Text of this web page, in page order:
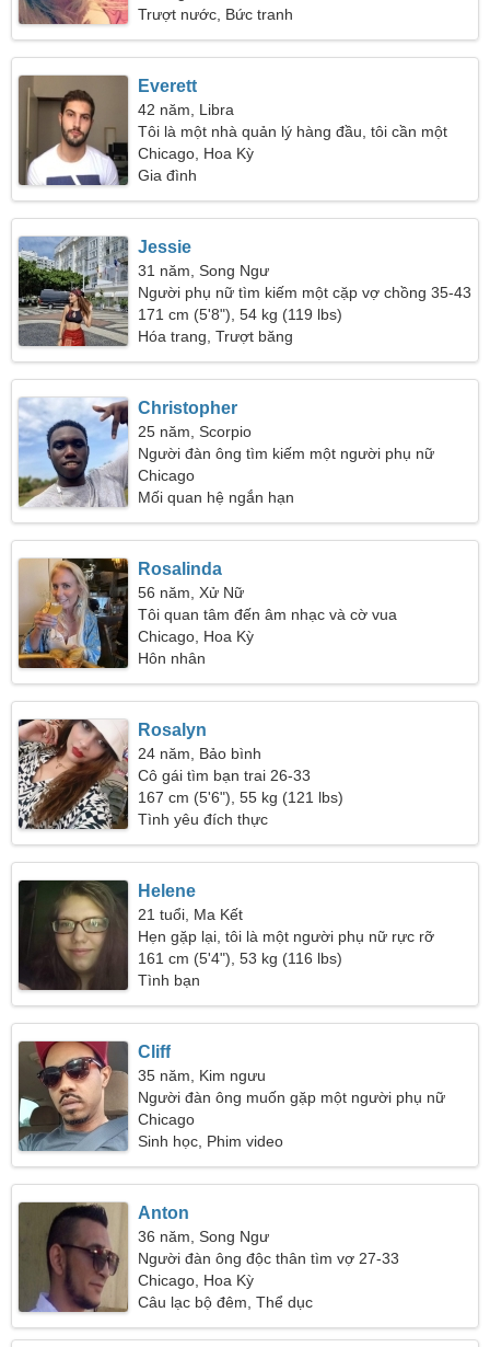
Trượt nước, Bức tranh
Everett
42 năm, Libra
Tôi là một nhà quản lý hàng đầu, tôi cần một
người phụ nữ tử tế
Chicago, Hoa Kỳ
Gia đình
Jessie
31 năm, Song Ngư
Người phụ nữ tìm kiếm một cặp vợ chồng 35-43
171 cm (5'8"), 54 kg (119 lbs)
Hóa trang, Trượt băng
Christopher
25 năm, Scorpio
Người đàn ông tìm kiếm một người phụ nữ
Chicago
Mối quan hệ ngắn hạn
Rosalinda
56 năm, Xử Nữ
Tôi quan tâm đến âm nhạc và cờ vua
Chicago, Hoa Kỳ
Hôn nhân
Rosalyn
24 năm, Bảo bình
Cô gái tìm bạn trai 26-33
167 cm (5'6"), 55 kg (121 lbs)
Tình yêu đích thực
Helene
21 tuổi, Ma Kết
Hẹn gặp lại, tôi là một người phụ nữ rực rỡ
161 cm (5'4"), 53 kg (116 lbs)
Tình bạn
Cliff
35 năm, Kim ngưu
Người đàn ông muốn gặp một người phụ nữ
Chicago
Sinh học, Phim video
Anton
36 năm, Song Ngư
Người đàn ông độc thân tìm vợ 27-33
Chicago, Hoa Kỳ
Câu lạc bộ đêm, Thể dục